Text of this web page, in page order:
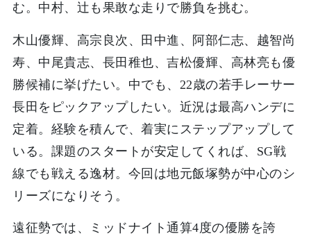
む。中村、辻も果敢な走りで勝負を挑む。
木山優輝、高宗良次、田中進、阿部仁志、越智尚
寿、中尾貴志、長田稚也、吉松優輝、高林亮も優
勝候補に挙げたい。中でも、22歳の若手レーサー
長田をピックアップしたい。近況は最高ハンデに
定着。経験を積んで、着実にステップアップして
いる。課題のスタートが安定してくれば、SG戦
線でも戦える逸材。今回は地元飯塚勢が中心のシ
リーズになりそう。
遠征勢では、ミッドナイト通算4度の優勝を誇